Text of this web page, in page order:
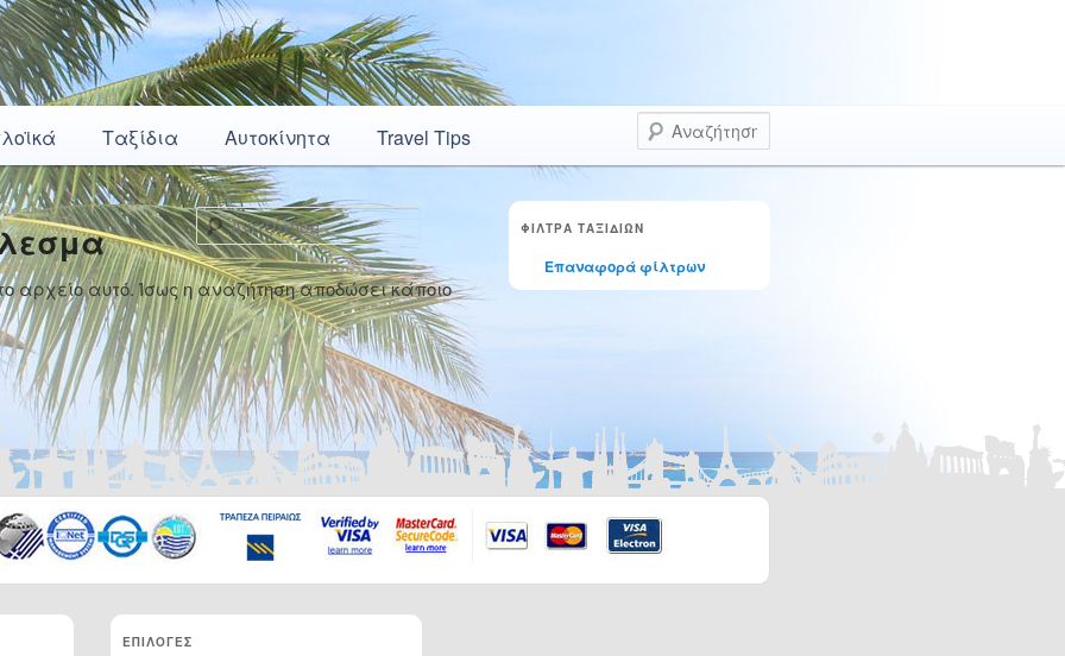
Ταξίδια Αυτοκίνητα Travel Tips
αυτό. Ίσως η αναζήτηση αποδώσει κάποιο
Αναζήτηση ΦΙΛΤΡΑ ΤΑΞΙΔΙΩΝ
Επαναφορά φίλτρων
ΕΠΙΛΟΓΕΣ